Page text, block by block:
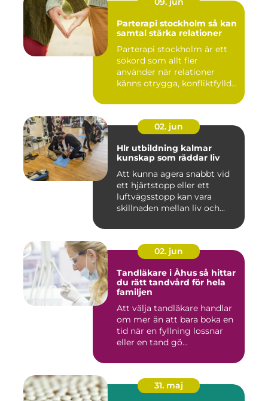
Parterapi stockholm så kan
samtal stärka relationer
Parterapi stockholm är ett
sökord som allt fler
använder när relationer
känns otrygga, konfliktfylld...
02. jun
Hlr utbildning kalmar
kunskap som räddar liv
Att kunna agera snabbt vid
ett hjärtstopp eller ett
luftvägsstopp kan vara
skillnaden mellan liv och...
02. jun
Tandläkare i Åhus så hittar
du rätt tandvård för hela
familjen
Att välja tandläkare handlar
om mer än att bara boka en
tid när en fyllning lossnar
eller en tand gö...
31. maj